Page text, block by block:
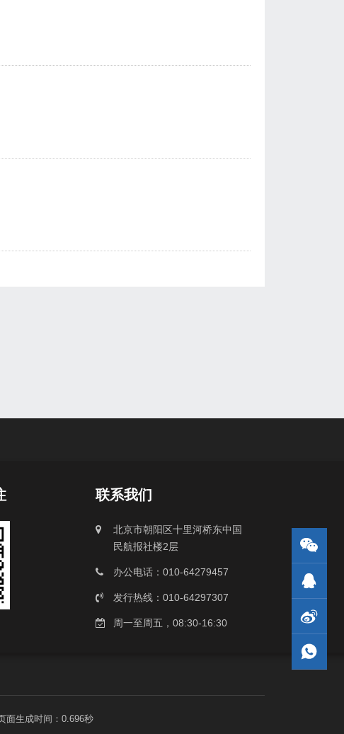
联系我们
北京市朝阳区十里河桥东中国
民航报社楼2层
办公电话：010-64279457
发行热线：010-64297307
周一至周五，08:30-16:30
面生成时间：0.696秒